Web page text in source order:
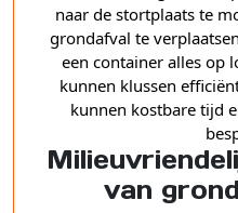
naar de stortplaats te
grondafval te
een container alles op
kunnen klussen
kunnen kostbare tijd
van